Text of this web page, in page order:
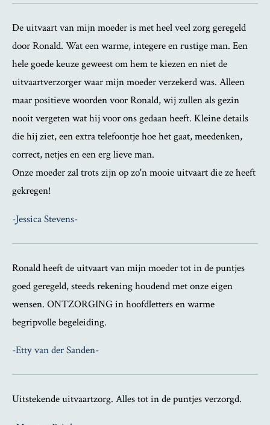
De uitvaart van mijn moeder is met heel veel zorg geregeld
door Ronald. Wat een warme, integere en rustige man. Een
hele goede keuze geweest om hem te kiezen en niet de
uitvaartverzorger waar mijn moeder verzekerd was. Alleen
maar positieve woorden voor Ronald, wij zullen als gezin
nooit vergeten wat hij voor ons gedaan heeft. Kleine details
die hij ziet, een extra telefoontje hoe het gaat, meedenken,
correct, netjes en een erg lieve man.
Onze moeder zal trots zijn op zo'n mooie uitvaart die ze heeft
gekregen!
-Jessica Stevens-
Ronald heeft de uitvaart van mijn moeder tot in de puntjes
goed geregeld, steeds rekening houdend met onze eigen
wensen. ONTZORGING in hoofdletters en warme
begripvolle begeleiding.
-Etty van der Sanden-
Uitstekende uitvaartzorg. Alles tot in de puntjes verzorgd.